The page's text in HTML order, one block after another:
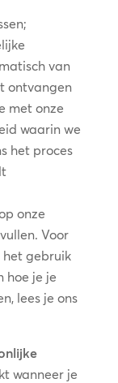
van
ontvangen
met onze
waarin we
het proces
onze
Voor
gebruik
hoe je je
lees je ons
wanneer je